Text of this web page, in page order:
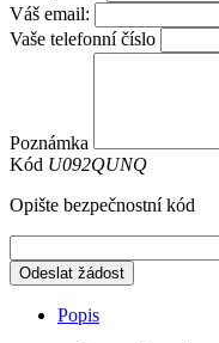
Váš email:
Vaše telefonní číslo
Poznámka
Kód U092QUNQ
Opište bezpečnostní kód
Odeslat žádost
Popis